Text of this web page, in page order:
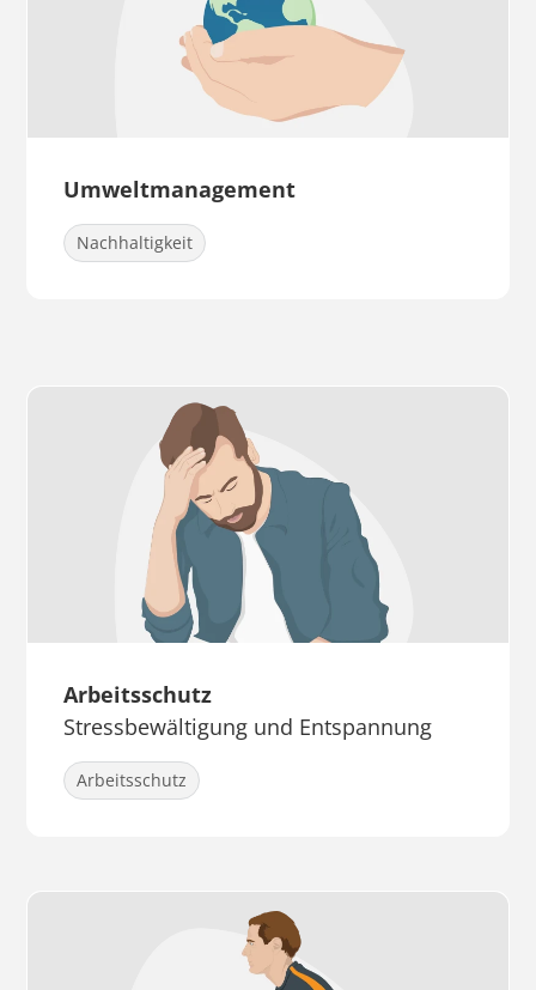
Umweltmanagement
Nachhaltigkeit
Arbeitsschutz
Stressbewältigung und Entspannung
Arbeitsschutz